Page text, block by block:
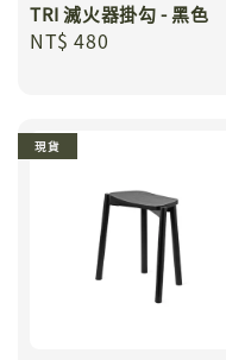
TRI 滅火器掛勾 - 黑色
Regular
NT$ 480
現貨